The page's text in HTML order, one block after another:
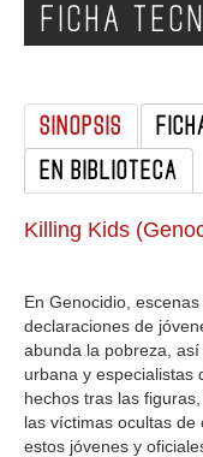
PELICULAS
MUJERES
AUDIOVISUAL
FICHA
SINOPSIS
EN BIBLIOTECA
Killing Kids
En Genocidio,
declaraciones de
abunda la pobreza,
urbana y especialistas
hechos tras las
las víctimas ocultas
estos jóvenes y